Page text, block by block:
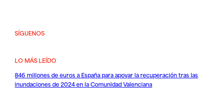
SÍGUENOS
LO MÁS LEÍDO
846 millones de euros a España para apoyar la recuperación tras las
inundaciones de 2024 en la Comunidad Valenciana